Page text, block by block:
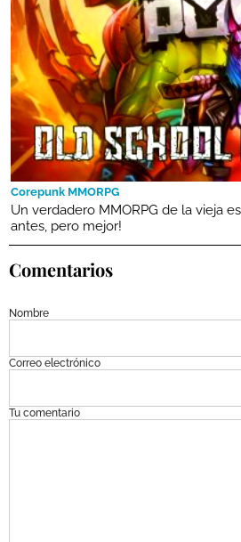
Corepunk MMORPG
Un verdadero MMORPG de la vieja
antes, pero mejor!
Comentarios
Nombre
Correo electrónico
Tu comentario